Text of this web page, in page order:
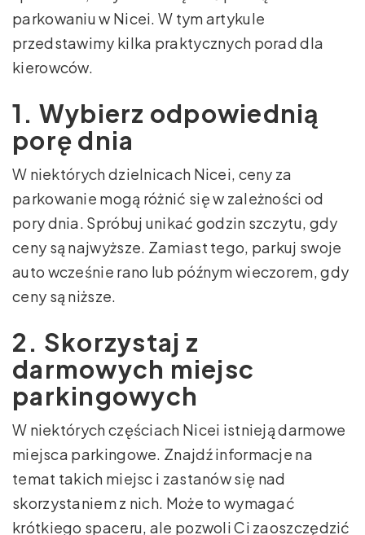
parkowaniu w Nicei. W tym artykule
przedstawimy kilka praktycznych porad dla
kierowców.
1. Wybierz odpowiednią
porę dnia
W niektórych dzielnicach Nicei, ceny za
parkowanie mogą różnić się w zależności od
pory dnia. Spróbuj unikać godzin szczytu, gdy
ceny są najwyższe. Zamiast tego, parkuj swoje
auto wcześnie rano lub późnym wieczorem, gdy
ceny są niższe.
2. Skorzystaj z
darmowych miejsc
parkingowych
W niektórych częściach Nicei istnieją darmowe
miejsca parkingowe. Znajdź informacje na
temat takich miejsc i zastanów się nad
skorzystaniem z nich. Może to wymagać
krótkiego spaceru, ale pozwoli Ci zaoszczędzić